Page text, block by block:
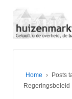
Home ›
Posts
Regeringsbeleid